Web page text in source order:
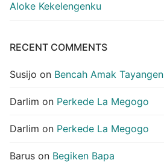
Aloke Kekelengenku
RECENT COMMENTS
Susijo on Bencah Amak Tayangen
Darlim on Perkede La Megogo
Darlim on Perkede La Megogo
Barus on Begiken Bapa